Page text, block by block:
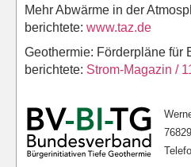
Mehr Abwärme in der
berichtete: www.taz.de
Geothermie: Förderpläne für
berichtete: Strom-Magazin /